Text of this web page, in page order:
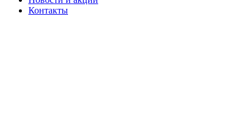
Контакты